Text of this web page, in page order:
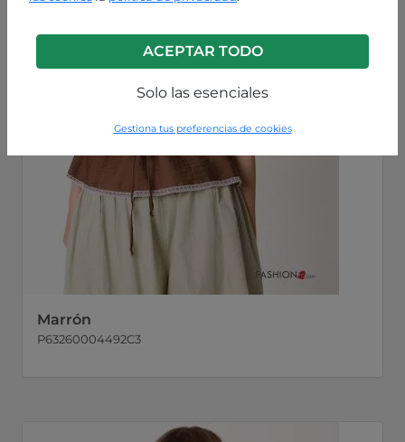
ACEPTAR TODO
Solo las esenciales
Gestiona tus preferencias de cookies
Marrón
P63260004492C3